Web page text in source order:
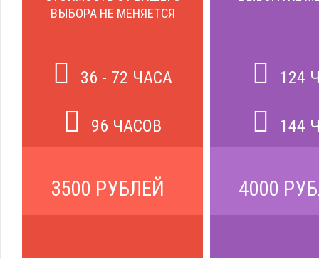
ВЫБОРА НЕ МЕНЯЕТСЯ
36 - 72 ЧАСА
96 ЧАСОВ
3500 РУБЛЕЙ
124
144
4000